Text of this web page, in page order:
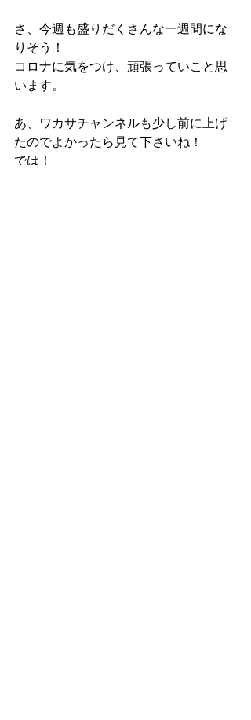
さ、今週も盛りだくさんな一週間にな
りそう！
コロナに気をつけ、頑張っていこと思
います。
あ、ワカサチャンネルも少し前に上げ
たのでよかったら見て下さいね！
では！